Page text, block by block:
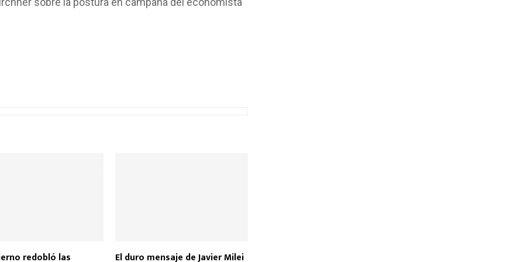
sobre la postura en campaña del economista